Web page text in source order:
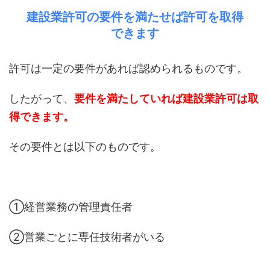
建設業許可の要件を満たせば許可を取得
できます
許可は一定の要件があれば認められるものです。
したがって、 要件を満たしていれば建設業許可は取
得できます。
その要件とは以下のものです。
①経営業務の管理責任者
②営業ごとに専任技術者がいる